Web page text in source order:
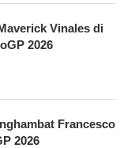
Vinales di
2026
Francesco
2026